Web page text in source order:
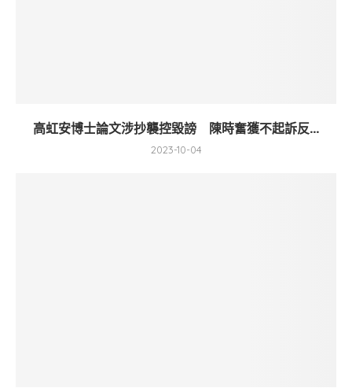
高虹安博士論文涉抄襲控毀謗 陳時奮獲不起訴反...
2023-10-04